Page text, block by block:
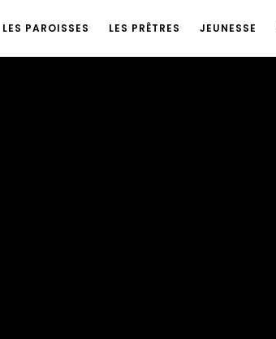
LES PAROISSES LES PRÊTRES JEUNESSE